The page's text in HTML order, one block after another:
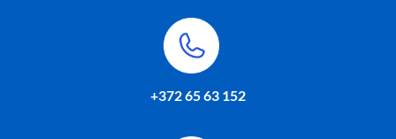
+372 65 63 152